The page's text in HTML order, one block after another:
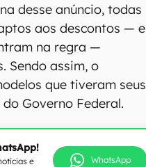
desse anúncio, todas
aos descontos — e
na regra —
Sendo assim, o
que tiveram seus
Governo Federal.
e
WhatsApp